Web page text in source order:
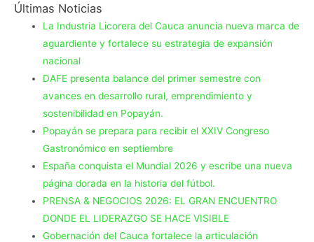
Últimas Noticias
La Industria Licorera del Cauca anuncia nueva marca de
aguardiente y fortalece su estrategia de expansión
nacional
DAFE presenta balance del primer semestre con
avances en desarrollo rural, emprendimiento y
sostenibilidad en Popayán.
Popayán se prepara para recibir el XXIV Congreso
Gastronómico en septiembre
España conquista el Mundial 2026 y escribe una nueva
página dorada en la historia del fútbol.
PRENSA & NEGOCIOS 2026: EL GRAN ENCUENTRO
DONDE EL LIDERAZGO SE HACE VISIBLE
Gobernación del Cauca fortalece la articulación